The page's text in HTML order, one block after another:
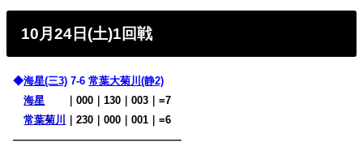
10月24日(土)1回戦
◆海星(三3) 7-6常葉大菊川(静2)
海星
｜000｜130｜003｜=7
常葉菊川
｜230｜000｜001｜=6
————————————————